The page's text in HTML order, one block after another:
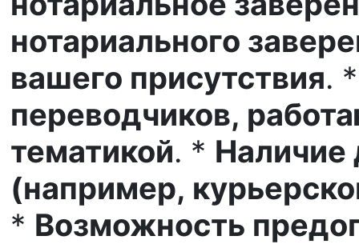
нотариального
вашего присутствия.
переводчиков,
тематикой. * Наличие
(например,
* Возможность